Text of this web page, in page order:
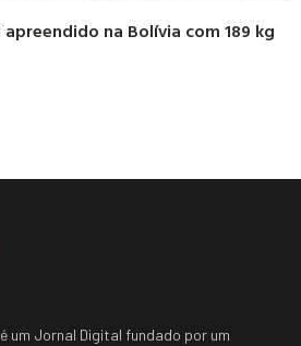
na Bolívia com 189 kg
um Jornal Digital fundado por um